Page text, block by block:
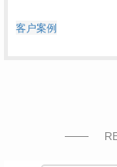
客户案例